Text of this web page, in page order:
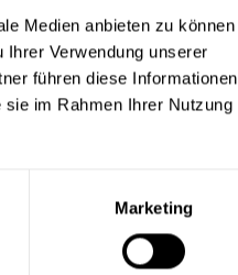
Medien anbieten zu können
Verwendung unserer
führen diese Informationen
im Rahmen Ihrer Nutzung
Marketing